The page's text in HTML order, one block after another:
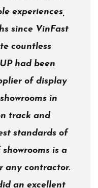
experiences,
since VinFast
countless
had been
of display
in
track and
standards of
is a
any contractor.
an excellent